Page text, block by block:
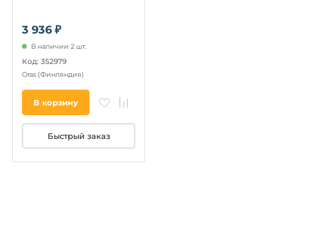
3 936 ₽
В наличии 2 шт.
Код: 352979
Oras (Финляндия)
В корзину
Быстрый заказ